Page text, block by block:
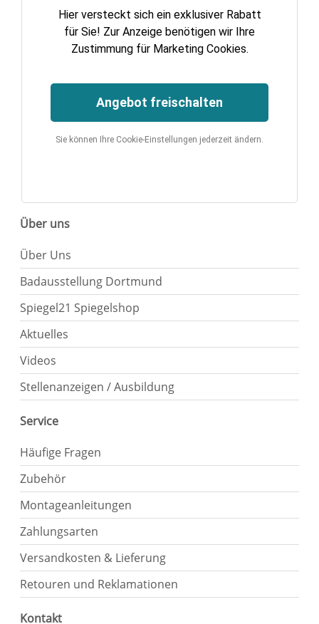
Hier versteckt sich ein exklusiver Rabatt
für Sie! Zur Anzeige benötigen wir Ihre
Zustimmung für Marketing Cookies.
Angebot freischalten
Sie können Ihre Cookie-Einstellungen jederzeit ändern.
Über uns
Über Uns
Badausstellung Dortmund
Spiegel21 Spiegelshop
Aktuelles
Videos
Stellenanzeigen / Ausbildung
Service
Häufige Fragen
Zubehör
Montageanleitungen
Zahlungsarten
Versandkosten & Lieferung
Retouren und Reklamationen
Kontakt